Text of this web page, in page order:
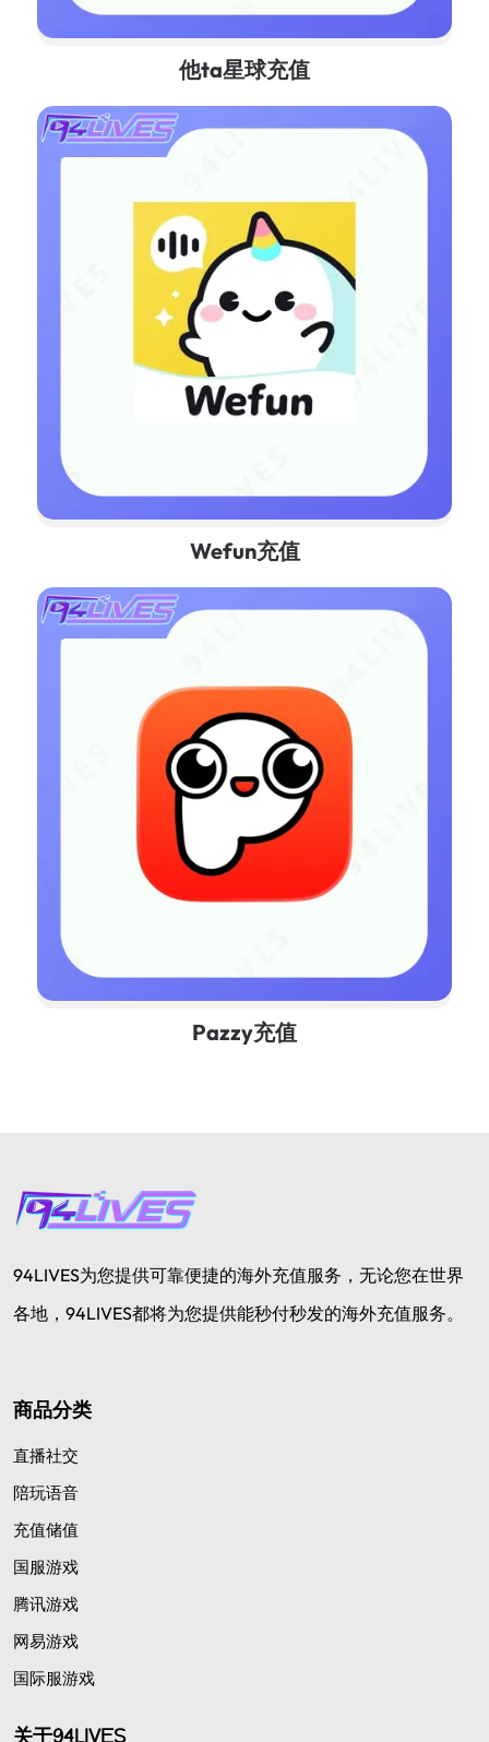
他ta星球充值
Wefun充值
Pazzy充值
94LIVES为您提供可靠便捷的海外充值服务，无论您在世界
各地，94LIVES都将为您提供能秒付秒发的海外充值服务。
商品分类
直播社交
陪玩语音
充值储值
国服游戏
腾讯游戏
网易游戏
国际服游戏
关于94LIVES